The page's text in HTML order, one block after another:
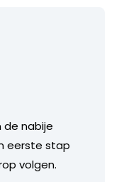
de nabije
eerste stap
volgen.